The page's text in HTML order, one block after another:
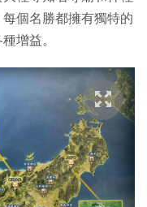
個名勝都擁有獨特的
增益。